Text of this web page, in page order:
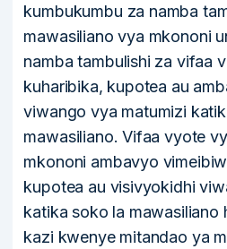
kumbukumbu za namba
mawasiliano vya mkononi
namba tambulishi za vifaa
kuharibika, kupotea au
viwango vya matumizi
mawasiliano. Vifaa vyote
mkononi ambavyo
kupotea au visivyokidhi
katika soko la mawasiliano
kazi kwenye mitandao ya